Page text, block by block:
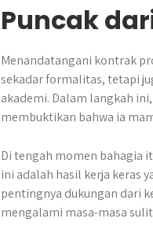
Puncak
Menandatangani kontrak
sekadar formalitas, tetapi
akademi. Dalam langkah
membuktikan bahwa ia
Di tengah momen bahagia
ini adalah hasil kerja keras
pentingnya dukungan dari
mengalami masa-masa